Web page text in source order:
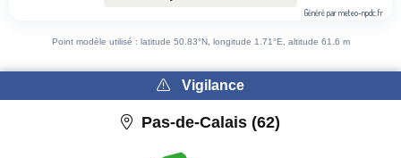
Généré par meteo-npdc.fr
Point modèle utilisé : latitude 50.83°N, longitude 1.71°E, altitude 61.6 m
Vigilance
Pas-de-Calais (62)